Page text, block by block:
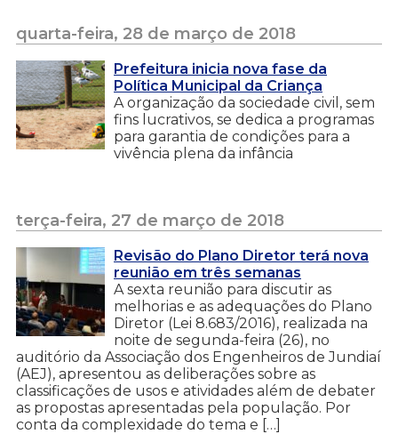
quarta-feira, 28 de março de 2018
Prefeitura inicia nova fase da
Política Municipal da Criança
A organização da sociedade civil, sem
fins lucrativos, se dedica a programas
para garantia de condições para a
vivência plena da infância
terça-feira, 27 de março de 2018
Revisão do Plano Diretor terá nova
reunião em três semanas
A sexta reunião para discutir as
melhorias e as adequações do Plano
Diretor (Lei 8.683/2016), realizada na
noite de segunda-feira (26), no
auditório da Associação dos Engenheiros de Jundiaí
(AEJ), apresentou as deliberações sobre as
classificações de usos e atividades além de debater
as propostas apresentadas pela população. Por
conta da complexidade do tema e […]